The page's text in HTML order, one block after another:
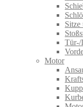
Sitze
Tür-/
Motor